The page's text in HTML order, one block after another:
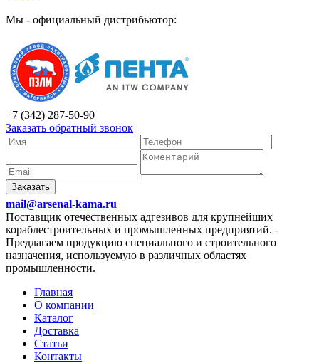
Мы - официальный дистрибьютор:
+7 (342) 287-50-90
Заказать обратный звонок
Заказать
mail@arsenal-kama.ru
Поставщик отечественных адгезивов для крупнейших
кораблестроительных и промышленных предприятий. -
Предлагаем продукцию специального и строительного
назначения, используемую в различных областях
промышленности.
Главная
О компании
Каталог
Доставка
Статьи
Контакты